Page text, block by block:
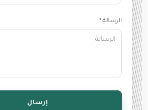
الرسالة *
إرسال